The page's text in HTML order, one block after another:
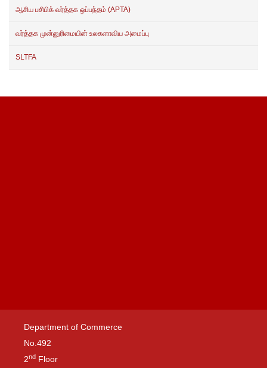
ஆசிய பசிபிக் வர்த்தக ஒப்பந்தம் (APTA)
வர்த்தக முன்னுரிமையின் உலகளாவிய அமைப்பு
SLTFA
Department of Commerce
No.492
2nd Floor